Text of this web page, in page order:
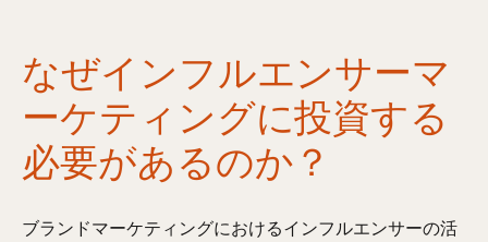
なぜインフルエンサーマ
ーケティングに投資する
必要があるのか？
ブランドマーケティングにおけるインフルエンサーの活